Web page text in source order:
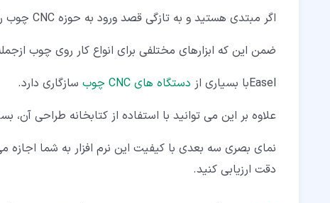
اگر مبتدی هستید و به تازگی قصد ورود به حوزه CNC چوب را دارید،
ضمن این که ابزارهای مختلفی برای انواع کار روی چوب
Easelبا بسیاری از
دستگاه های CNC چوب
سازگاری دارد.
علاوه بر این می توانید با استفاده از کتابخانه طراحی
نمای بصری سه بعدی با کیفیت این نرم افزار به شما
دقت ارزیابی کنید.